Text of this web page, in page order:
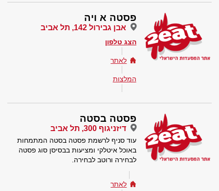
פסטה א ויה
אבן גבירול 142, תל אביב
הצג טלפון
לאתר
המלצות
פסטה בסטה
דיזניגוף 300, תל אביב
עוד סניף לרשמת פסטה בסטה המתמחות
באוכל איטלקי ומציעות בבסיסן סוג פסטה
לבחירה ורוטב לבחירה.
לאתר